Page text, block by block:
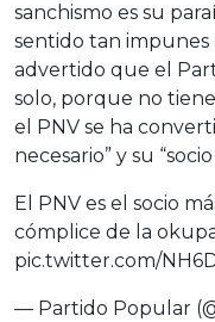
sanchismo es su
sentido tan impunes
advertido que el
solo, porque no
el PNV se ha
necesario” y su
El PNV es el socio
cómplice de la
pic.twitter.com/
— Partido Popular